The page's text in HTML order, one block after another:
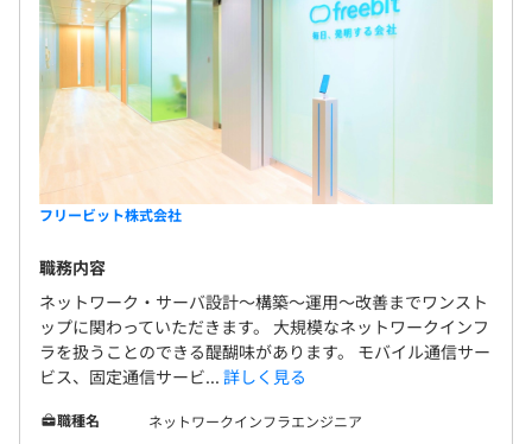
フリービット株式会社
職務内容
ネットワーク・サーバ設計～構築～運用～改善までワンスト
ップに関わっていただきます。 大規模なネットワークインフ
ラを扱うことのできる醍醐味があります。 モバイル通信サー
ビス、固定通信サービ... 詳しく見る
職種名
ネットワークインフラエンジニア